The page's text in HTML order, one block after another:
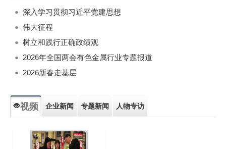
深入学习贯彻习近平党建思想
伟大征程
树立和践行正确政绩观
2026年全国两会有色金属行业专题报道
2026新春走基层
视频 企业新闻 专题新闻 人物专访